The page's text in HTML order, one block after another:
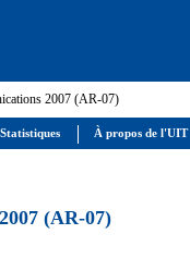
2007 (AR-07)
(AR-07)
Statistiques À propos de l'UIT